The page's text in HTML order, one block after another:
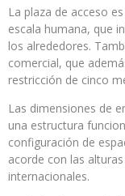
La plaza de acceso
escala humana, que
los alrededores.
comercial, que
restricción de cinco
Las dimensiones de
una estructura
configuración de
acorde con las
internacionales.